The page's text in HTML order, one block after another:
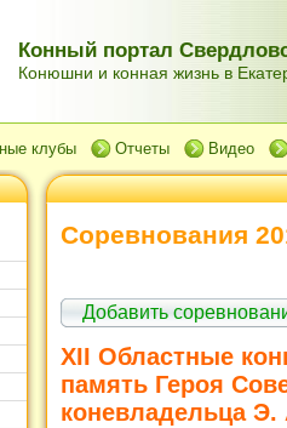
Конный портал
Конюшни и конная жизнь в
клубы Отчеты Видео
Соревнования
Добавить
XII Областные
память Героя
коневладельца